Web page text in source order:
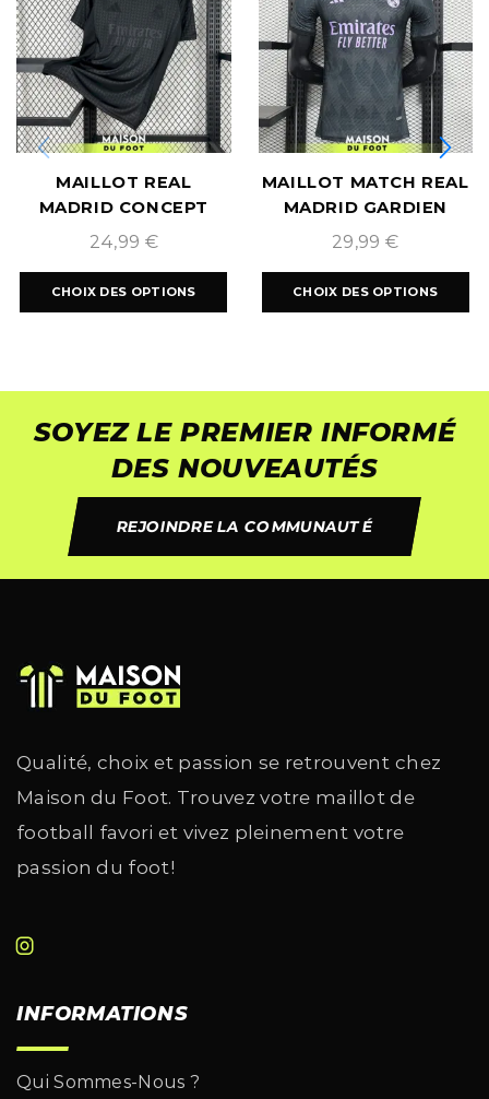
MAILLOT REAL
MADRID CONCEPT
TRIPLE BLACK
24,99 €
CHOIX DES OPTIONS
MAILLOT MATCH REAL
MADRID GARDIEN
2024/2025
29,99 €
CHOIX DES OPTIONS
SOYEZ LE PREMIER INFORMÉ
DES NOUVEAUTÉS
REJOINDRE LA COMMUNAUTÉ
Qualité, choix et passion se retrouvent chez
Maison du Foot. Trouvez votre maillot de
football favori et vivez pleinement votre
passion du foot!
INFORMATIONS
Qui Sommes-Nous ?